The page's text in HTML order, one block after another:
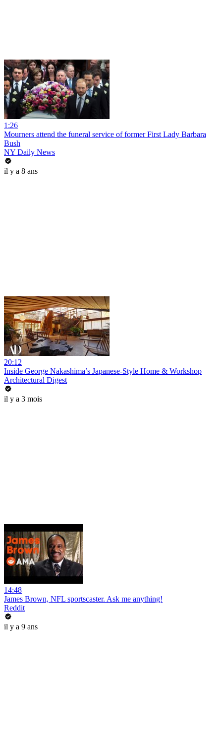
1:26
Mourners attend the funeral service of former First Lady Barbara
Bush
NY Daily News
il y a 8 ans
20:12
Inside George Nakashima’s Japanese-Style Home & Workshop
Architectural Digest
il y a 3 mois
14:48
James Brown, NFL sportscaster. Ask me anything!
Reddit
il y a 9 ans